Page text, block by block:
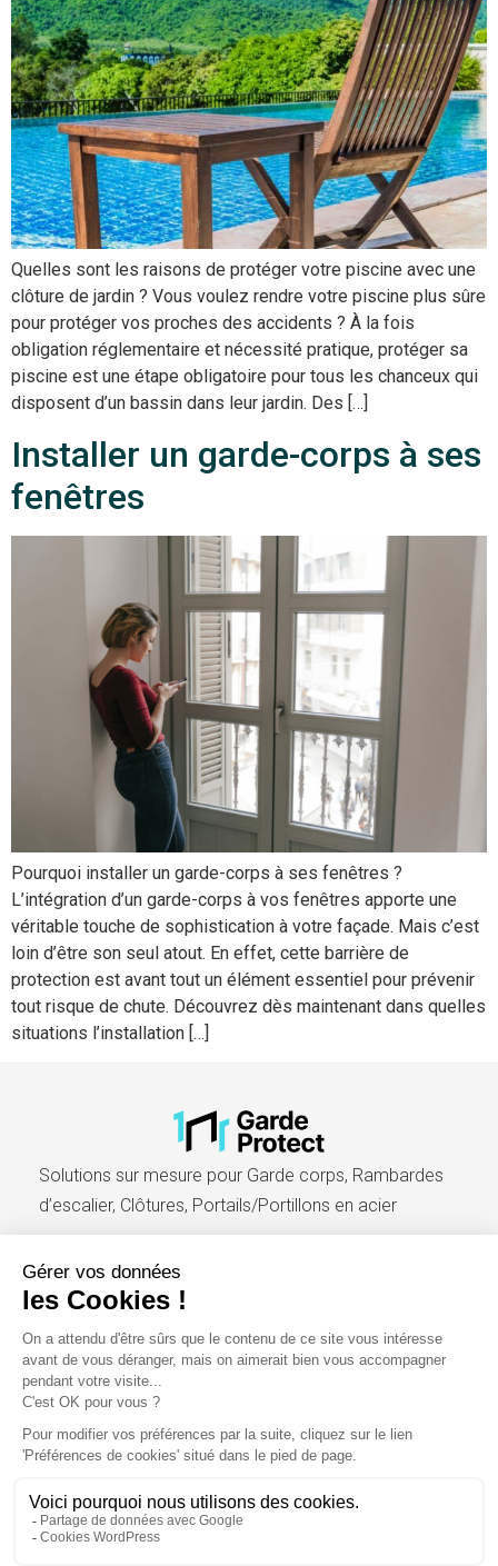
Quelles sont les raisons de protéger votre piscine avec une
clôture de jardin ? Vous voulez rendre votre piscine plus sûre
pour protéger vos proches des accidents ? À la fois
obligation réglementaire et nécessité pratique, protéger sa
piscine est une étape obligatoire pour tous les chanceux qui
disposent d’un bassin dans leur jardin. Des […]
Installer un garde-corps à ses
fenêtres
Pourquoi installer un garde-corps à ses fenêtres ?
L’intégration d’un garde-corps à vos fenêtres apporte une
véritable touche de sophistication à votre façade. Mais c’est
loin d’être son seul atout. En effet, cette barrière de
protection est avant tout un élément essentiel pour prévenir
tout risque de chute. Découvrez dès maintenant dans quelles
situations l’installation […]
Solutions sur mesure pour Garde corps, Rambardes
d’escalier, Clôtures, Portails/Portillons en acier​
Accueil
Blog
Catalogue pro
Mentions légales
Conditions générales de vente et d’utilisation
Politique de cookies (UE)